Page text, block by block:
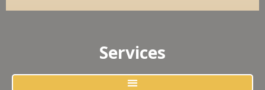
Services